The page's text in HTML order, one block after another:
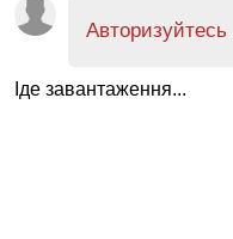
Авторизуйтесь
Іде завантаження...